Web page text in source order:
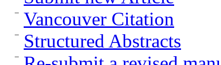
Vancouver Citation
Structured Abstracts